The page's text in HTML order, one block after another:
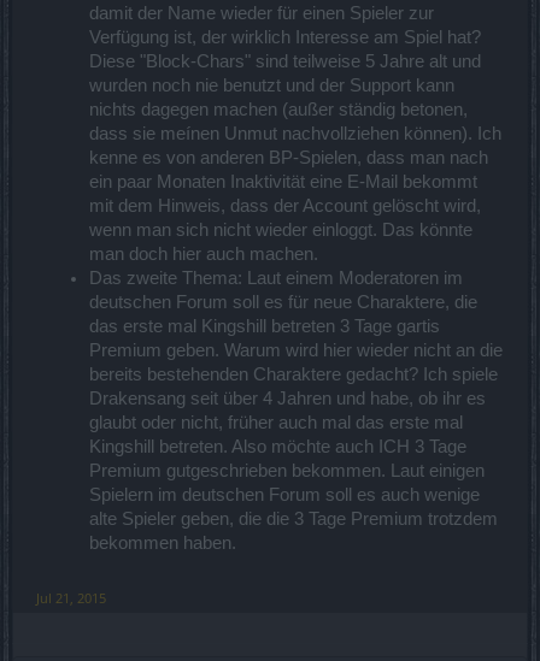
damit der Name wieder für einen Spieler zur
Verfügung ist, der wirklich Interesse am Spiel hat?
Diese "Block-Chars" sind teilweise 5 Jahre alt und
wurden noch nie benutzt und der Support kann
nichts dagegen machen (außer ständig betonen,
dass sie meínen Unmut nachvollziehen können). Ich
kenne es von anderen BP-Spielen, dass man nach
ein paar Monaten Inaktivität eine E-Mail bekommt
mit dem Hinweis, dass der Account gelöscht wird,
wenn man sich nicht wieder einloggt. Das könnte
man doch hier auch machen.
Das zweite Thema: Laut einem Moderatoren im
deutschen Forum soll es für neue Charaktere, die
das erste mal Kingshill betreten 3 Tage gartis
Premium geben. Warum wird hier wieder nicht an die
bereits bestehenden Charaktere gedacht? Ich spiele
Drakensang seit über 4 Jahren und habe, ob ihr es
glaubt oder nicht, früher auch mal das erste mal
Kingshill betreten. Also möchte auch ICH 3 Tage
Premium gutgeschrieben bekommen. Laut einigen
Spielern im deutschen Forum soll es auch wenige
alte Spieler geben, die die 3 Tage Premium trotzdem
bekommen haben.
Jul 21, 2015